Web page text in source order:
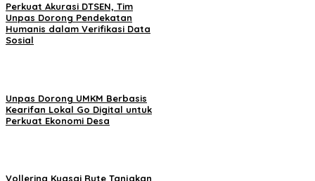
Perkuat Akurasi DTSEN, Tim
Unpas Dorong Pendekatan
Humanis dalam Verifikasi Data
Sosial
Unpas Dorong UMKM Berbasis
Kearifan Lokal Go Digital untuk
Perkuat Ekonomi Desa
Vollering Kuasai Rute Tanjakan